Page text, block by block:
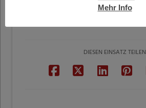
DIESEN EINSATZ TEILEN
Mehr Info